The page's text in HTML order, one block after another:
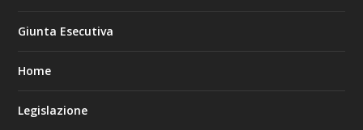
Giunta Esecutiva
Home
Legislazione